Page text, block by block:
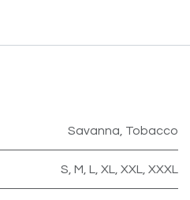
Savanna Tobacco
S M L XL XXL XXXL